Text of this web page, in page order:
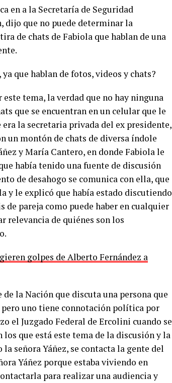
en a la Secretaría de Seguridad
, dijo que no puede determinar la
de chats de Fabiola que hablan de una
que hablan de fotos, videos y chats?
tema, la verdad que no hay ninguna
que se encuentran en un celular que le
la secretaria privada del ex presidente,
un montón de chats de diversa índole
y María Cantero, en donde Fabiola le
había tenido una fuente de discusión
de desahogo se comunica con ella, que
y le explicó que había estado discutiendo
de pareja como puede haber en cualquier
relevancia de quiénes son los
golpes de Alberto Fernández a
la Nación que discuta una persona que
pero uno tiene connotación política por
el Juzgado Federal de Ercolini cuando se
que está este tema de la discusión y la
señora Yáñez, se contacta la gente del
Yáñez porque estaba viviendo en
para realizar una audiencia y